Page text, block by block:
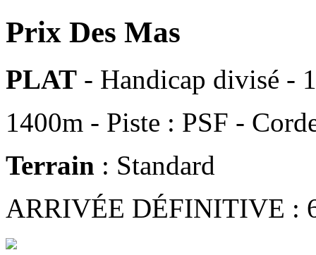
Prix Des Mas
PLAT - Handicap divisé -
1400m - Piste : PSF -
Terrain : Standard
ARRIVÉE DÉFINITIVE :